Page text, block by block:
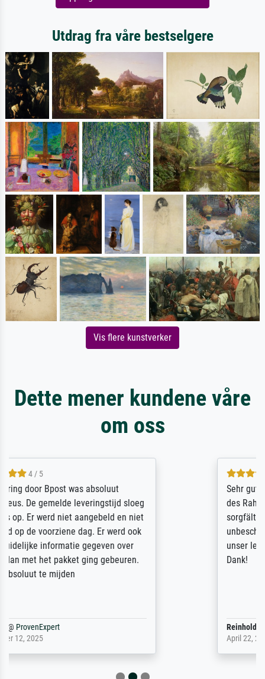
Utdrag fra våre bestselgere
Vis flere kunstverker
Dette mener kundene våre
om oss
Sehr gute Qualität des Leinwanddrucks und
des Rahmens! Unser Bild wurde sehr
sorgfältig und sicher verpackt, so dass es
unbeschadet bei uns ankam. Es wird nicht
unser letzter Meisterdruck sein. Vielen
Dank!
Reinhold,